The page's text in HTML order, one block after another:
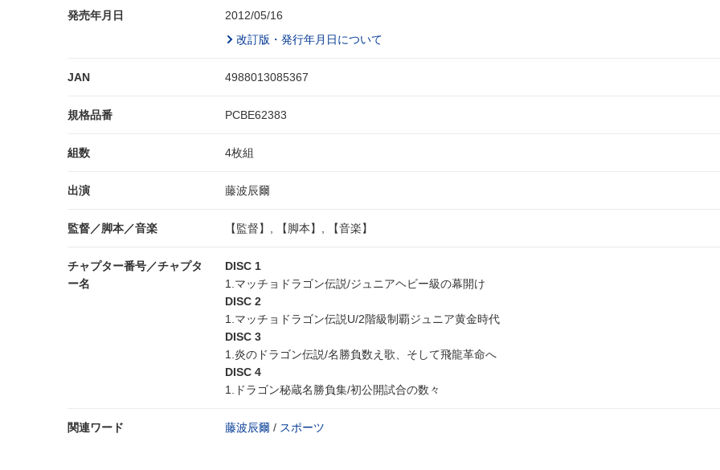
発売年月日
2012/05/16
改訂版・発行年月日について
JAN 4988013085367
規格品番 PCBE62383
組数 4枚組
出演 藤波辰爾
監督／脚本／音楽 【監督】, 【脚本】, 【音楽】
チャプター番号／チャプタ
ー名
DISC 1
1.マッチョドラゴン伝説/ジュニアヘビー級の幕開け
DISC 2
1.マッチョドラゴン伝説U/2階級制覇ジュニア黄金時代
DISC 3
1.炎のドラゴン伝説/名勝負数え歌、そして飛龍革命へ
DISC 4
1.ドラゴン秘蔵名勝負集/初公開試合の数々
関連ワード 藤波辰爾 / スポーツ